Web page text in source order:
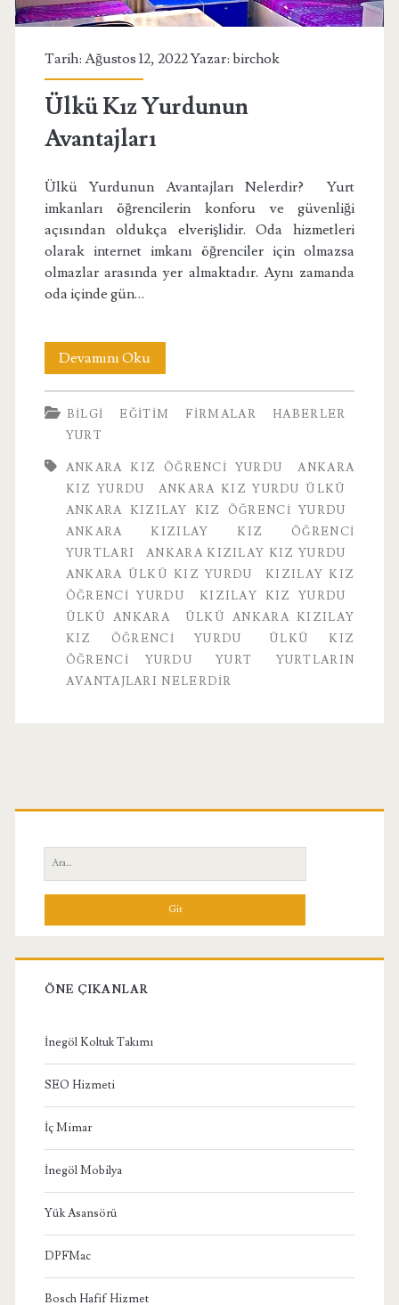
Tarih: Ağustos 12, 2022 Yazar: birchok
Ülkü Kız Yurdunun
Avantajları
Ülkü Yurdunun Avantajları Nelerdir? Yurt
imkanları öğrencilerin konforu ve güvenliği
açısından oldukça elverişlidir. Oda hizmetleri
olarak internet imkanı öğrenciler için olmazsa
olmazlar arasında yer almaktadır. Aynı zamanda
oda içinde gün…
Devamını OkuÜlkü
Kız
Yurdunun
BILGI EĞITIM FIRMALAR
HABERLER
YURT
ANKARA KIZ ÖĞRENCI YURDU
ANKARA
KIZ YURDU
ANKARA KIZ YURDU ÜLKÜ
ANKARA KIZILAY KIZ ÖĞRENCI YURDU
ANKARA KIZILAY KIZ ÖĞRENCI
YURTLARI
ANKARA KIZILAY KIZ YURDU
ANKARA ÜLKÜ KIZ YURDU
KIZILAY KIZ
ÖĞRENCI YURDU
KIZILAY KIZ YURDU
ÜLKÜ ANKARA
ÜLKÜ ANKARA KIZILAY
KIZ ÖĞRENCI YURDU
ÜLKÜ KIZ
ÖĞRENCI YURDU
YURT
YURTLARIN
AVANTAJLARI NELERDIR
Birincil
Yan
Menü
Ara:
ÖNE ÇIKANLAR
İnegöl Koltuk Takımı
SEO Hizmeti
İç Mimar
İnegöl Mobilya
Yük Asansörü
DPFMac
Bosch Hafif Hizmet